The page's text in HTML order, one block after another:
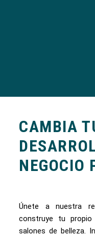
CAMBIA
NEGOCIO
Únete a nuestra
construye tu propio
salones de belleza.